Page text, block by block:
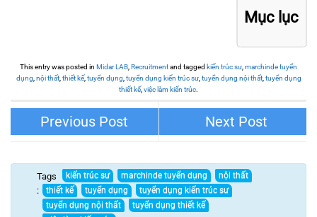
Mục lục
This entry was posted in Midar LAB,Recruitmentand tagged kiến trúc sư,marchinde tuyển
dụng,nội thất,thiết kế,tuyển dụng,tuyển dụng kiến trúc sư,tuyển dụng nội thất,tuyển dụng
thiết kế,việc làm kiến trúc.
DESIGNTags
: